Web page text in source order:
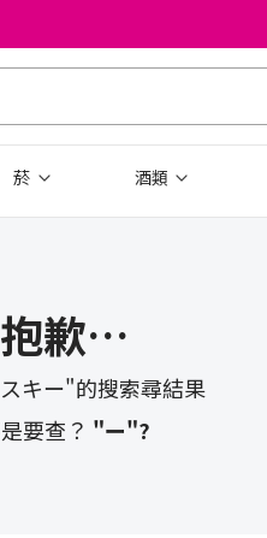
菸 酒類
歉…
キー"的搜索尋結果
要查？ "ー"?